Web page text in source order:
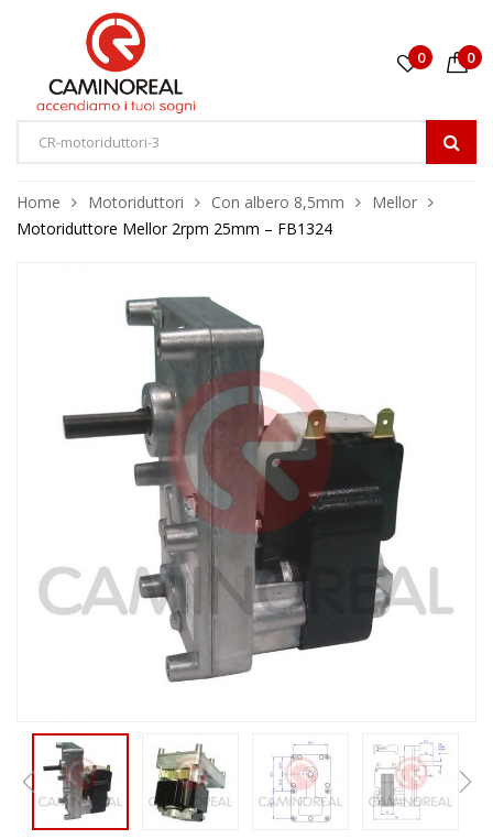
0 0
Home Motoriduttori Con albero 8,5mm
Mellor
Motoriduttore Mellor 2rpm 25mm – FB1324